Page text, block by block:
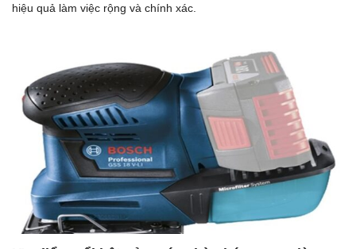
hiệu quả làm việc rộng và chính xác.